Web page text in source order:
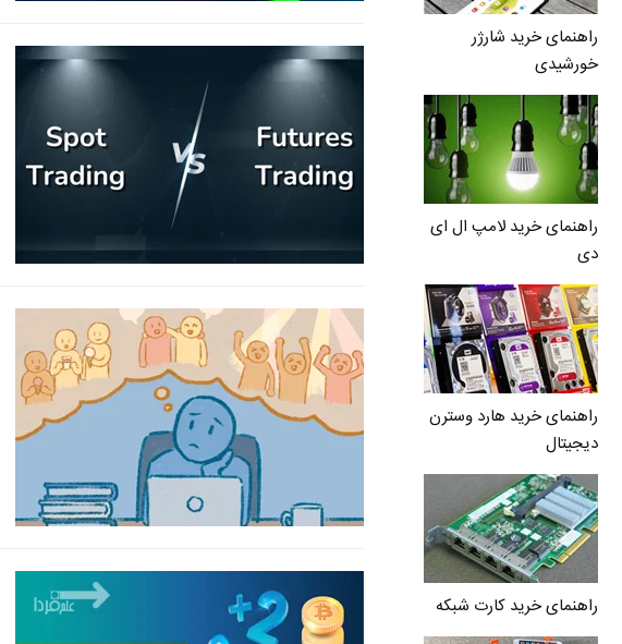
راهنمای خرید شارژر
خورشیدی
راهنمای خرید لامپ ال ای
دی
راهنمای خرید هارد وسترن
دیجیتال
راهنمای خرید کارت شبکه